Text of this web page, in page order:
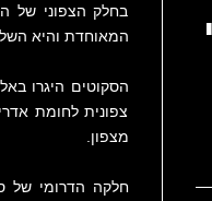
בחלק הצפוני של
המאוחדת והיא
הסקוטים היגרו
צפונית לחומת
מצפון.